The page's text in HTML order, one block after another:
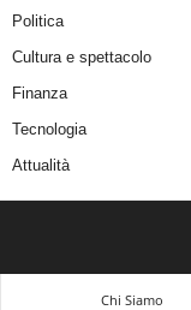
Politica
Cultura e spettacolo
Finanza
Tecnologia
Attualità
Chi Siamo